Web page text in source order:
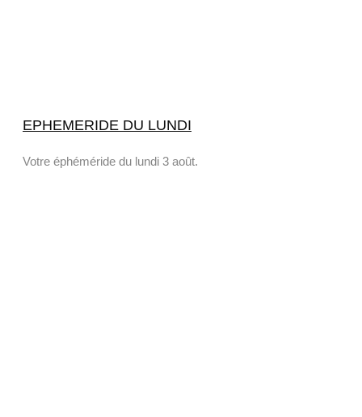
EPHEMERIDE DU LUNDI
Votre éphéméride du lundi 3 août.